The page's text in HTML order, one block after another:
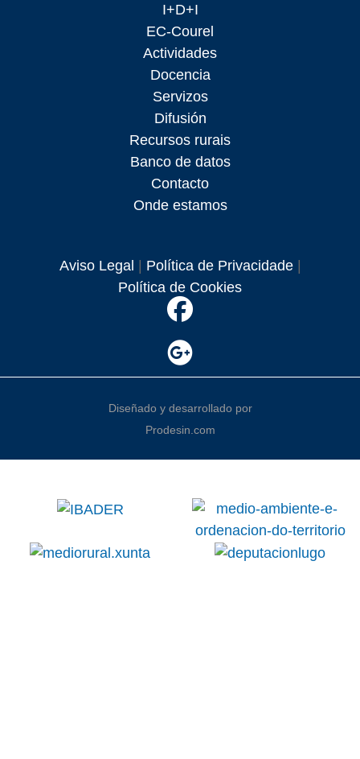
I+D+I
EC-Courel
Actividades
Docencia
Servizos
Difusión
Recursos rurais
Banco de datos
Contacto
Onde estamos
Aviso Legal | Política de Privacidade|
Política de Cookies
Diseñado y desarrollado por
Prodesin.com